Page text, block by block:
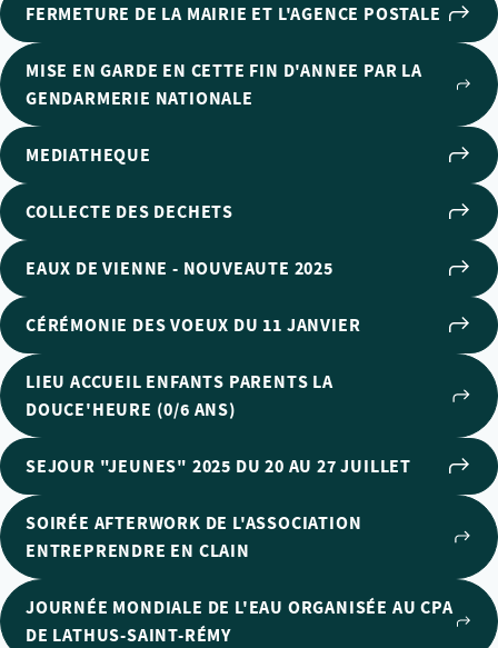
FERMETURE DE LA MAIRIE ET L'AGENCE POSTALE
MISE EN GARDE EN CETTE FIN D'ANNEE PAR LA
GENDARMERIE NATIONALE
MEDIATHEQUE
COLLECTE DES DECHETS
EAUX DE VIENNE - NOUVEAUTE 2025
CÉRÉMONIE DES VOEUX DU 11 JANVIER
LIEU ACCUEIL ENFANTS PARENTS LA
DOUCE'HEURE (0/6 ANS)
SEJOUR "JEUNES" 2025 DU 20 AU 27 JUILLET
SOIRÉE AFTERWORK DE L'ASSOCIATION
ENTREPRENDRE EN CLAIN
JOURNÉE MONDIALE DE L'EAU ORGANISÉE AU CPA
DE LATHUS-SAINT-RÉMY